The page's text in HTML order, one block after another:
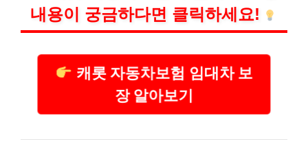
내용이 궁금하다면 클릭하세요!
캐롯 자동차보험 임대차 보
장 알아보기